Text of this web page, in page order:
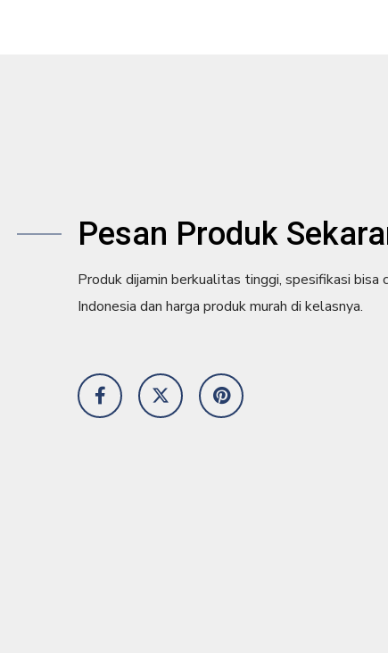
Pesan Produk
Produk dijamin berkualitas tinggi, spesifikasi bisa
Indonesia dan harga produk murah di kelasnya.